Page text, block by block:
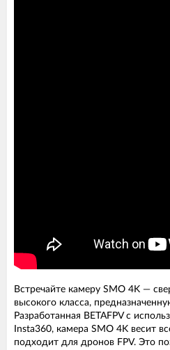
Встречайте камеру SMO 4K —
высокого класса,
Разработанная BETAFPV с
Insta360, камера SMO 4K весит
подходит для дронов FPV. Это